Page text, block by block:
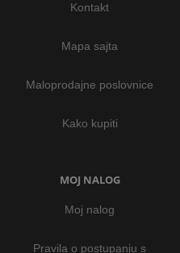
Kontakt
Mapa sajta
Maloprodajne poslovnice
Kako kupiti
MOJ NALOG
Moj nalog
Pravila o postupanju s